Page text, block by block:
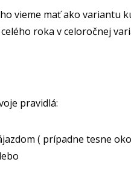
vieme mať ako variantu
roka v celoročnej
pravidlá:
( prípadne tesne